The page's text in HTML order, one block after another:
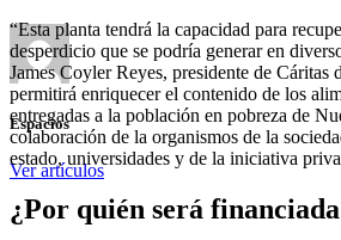
Espacios
Ver artículos
“Esta planta tendrá la capacidad para
desperdicio que se podría generar en
James Coyler Reyes, presidente de Cáritas
permitirá enriquecer el contenido de los
entregadas a la población en pobreza de
colaboración de la organismos de la
estado, universidades y de la iniciativa
¿Por quién será